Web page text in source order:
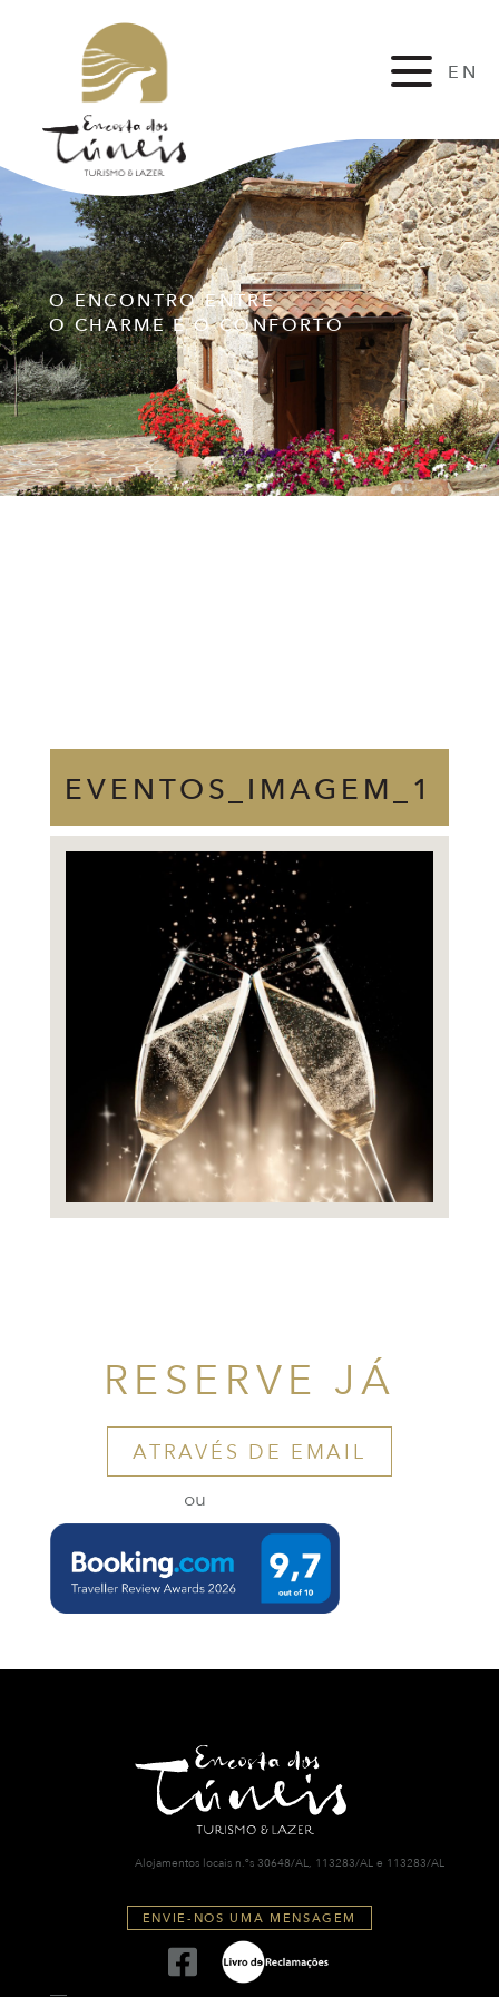
EN
O ENCONTRO ENTRE
O CHARME E O CONFORTO
EVENTOS_IMAGEM_1
RESERVE JÁ
ATRAVÉS DE EMAIL
ou
Alojamentos locais n.ºs 30648/AL, 113283/AL e 113283/AL
ENVIE-NOS UMA MENSAGEM